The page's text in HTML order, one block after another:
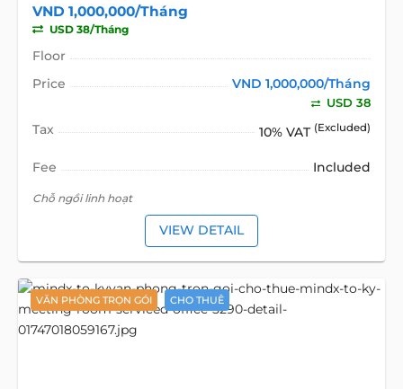
VND 1,000,000/Tháng
USD 38/Tháng
Floor
Price
VND 1,000,000/Tháng
USD 38
Tax 10% VAT (Excluded)
Fee Included
Chỗ ngồi linh hoạt
VIEW DETAIL
VĂN PHÒNG TRỌN GÓI CHO THUÊ